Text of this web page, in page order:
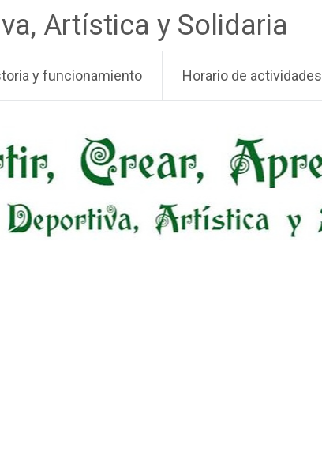
Artística y Solidaria
y funcionamiento Horario de actividades